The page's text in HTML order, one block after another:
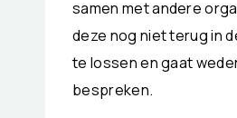
samen met andere
deze nog niet terug in
te lossen en gaat
bespreken.